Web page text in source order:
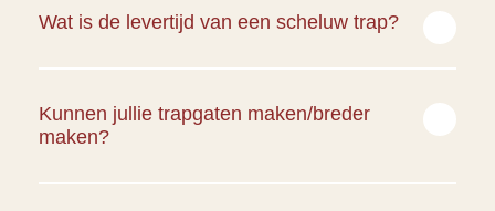
bij je thuis langs om de trap in te meten. De trap wordt
volledig afgestemd op jouw woonsituatie en perfect
Wat is de levertijd van een scheluw trap?
van materiaalkeuzes. De gemiddelde levertijd ligt rond de
vier weken.
Kunnen jullie trapgaten maken/breder
maken?